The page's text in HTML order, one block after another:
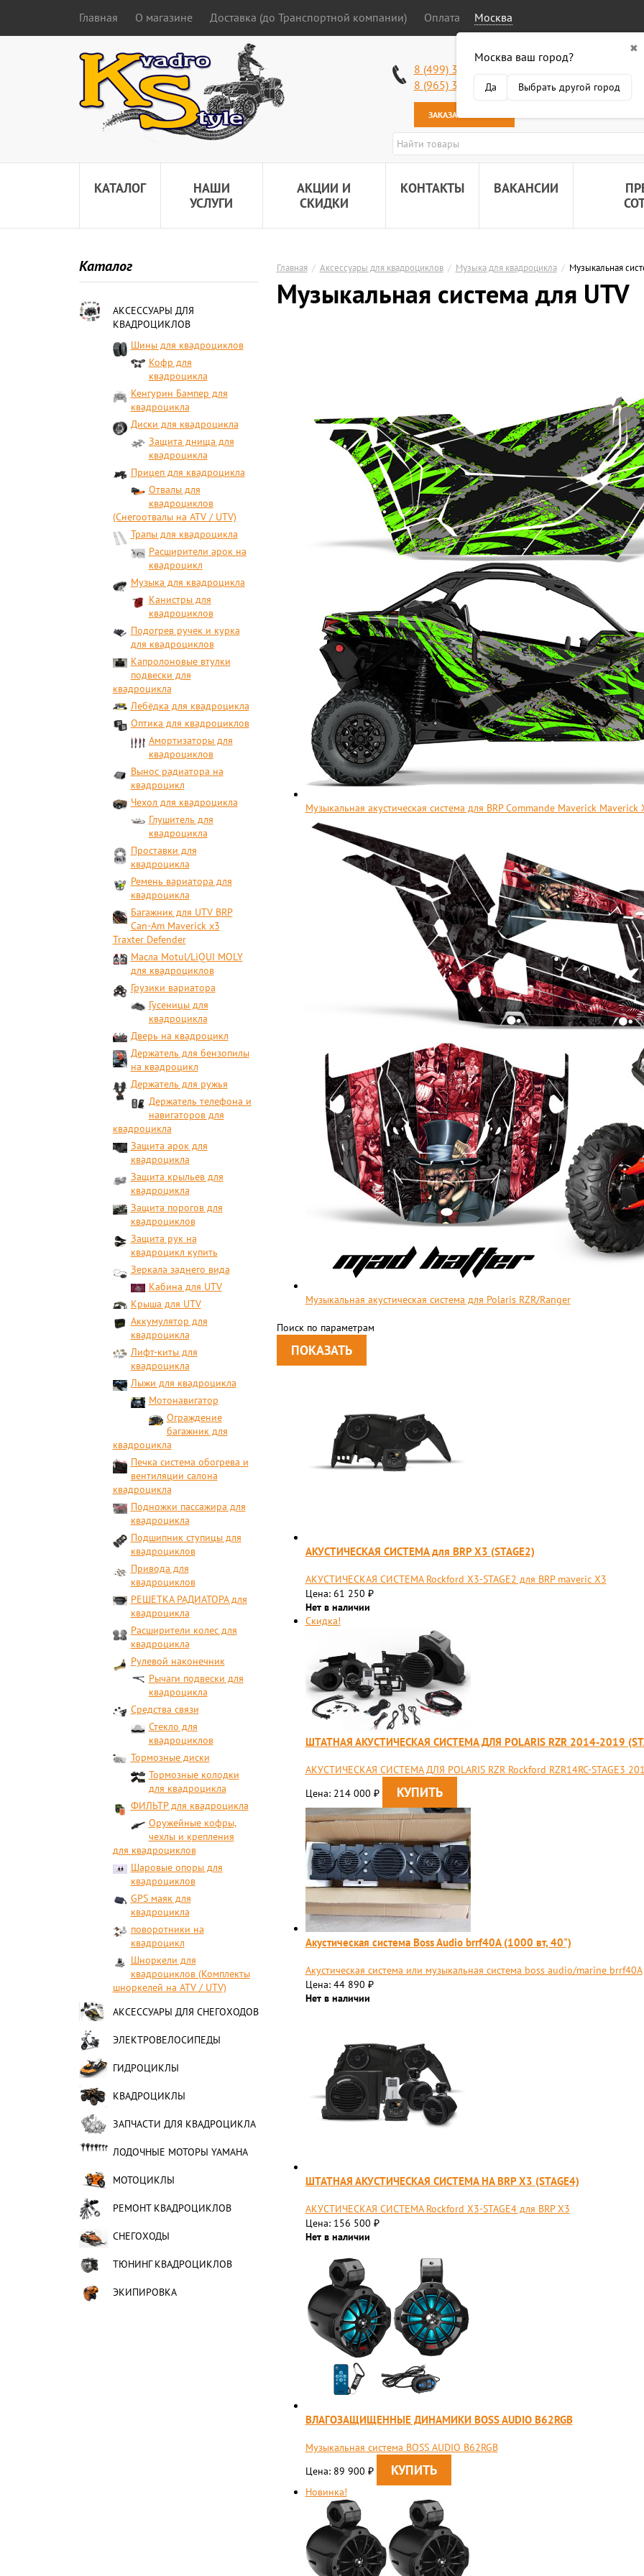
Главная О магазине Доставка (до Транспортной компании) Оплата Москва
✖
Москва ваш город?
Да Выбрать другой город
8 (499) 340-63-51
8 (965) 318-34-38
ЗАКАЗАТЬ ЗВОНОК
Наша почта:
КАТАЛОГ
НАШИ
УСЛУГИ
АКЦИИ И
СКИДКИ
КОНТАКТЫ ВАКАНСИИ
Каталог
АКСЕССУАРЫ ДЛЯ
КВАДРОЦИКЛОВ
Шины для квадроциклов
Кофр для
квадроцикла
Кенгурин Бампер для
квадроцикла
Диски для квадроцикла
Защита днища для
квадроцикла
Прицеп для квадроцикла
Отвалы для
квадроциклов
(Снегоотвалы на ATV / UTV)
Трапы для квадроцикла
Расширители арок на
квадроцикл
Музыка для квадроцикла
Канистры для
квадроциклов
Подогрев ручек и курка
для квадроциклов
Капролоновые втулки
подвески для
квадроцикла
Лебёдка для квадроцикла
Оптика для квадроциклов
Амортизаторы для
квадроциклов
Вынос радиатора на
квадроцикл
Чехол для квадроцикла
Глушитель для
квадроцикла
Проставки для
квадроцикла
Ремень вариатора для
квадроцикла
Багажник для UTV BRP
Can-Am Maverick x3
Traxter Defender
Масла Motul/LiQUI MOLY
для квадроциклов
Грузики вариатора
Гусеницы для
квадроцикла
Дверь на квадроцикл
Держатель для бензопилы
на квадроцикл
Держатель для ружья
Держатель телефона и
навигаторов для
квадроцикла
Защита арок для
квадроцикла
Защита крыльев для
квадроцикла
Защита порогов для
квадроциклов
Защита рук на
квадроцикл купить
Зеркала заднего вида
Кабина для UTV
Крыша для UTV
Аккумулятор для
квадроцикла
Лифт-киты для
квадроцикла
Лыжи для квадроцикла
Мотонавигатор
Ограждение
багажник для
квадроцикла
Печка система обогрева и
вентиляции салона
квадроцикла
Подножки пассажира для
квадроцикла
Подшипник ступицы для
квадроциклов
Привода для
квадроциклов
РЕШЕТКА РАДИАТОРА для
квадроцикла
Расширители колес для
квадроцикла
Рулевой наконечник
Рычаги подвески для
квадроцикла
Средства связи
Стекло для
квадроциклов
Тормозные диски
Тормозные колодки
для квадроцикла
ФИЛЬТР для квадроцикла
Оружейные кофры,
чехлы и крепления
для квадроциклов
Шаровые опоры для
квадроциклов
GPS маяк для
квадроцикла
поворотники на
квадроцикл
Шноркели для
квадроциклов (Комплекты
шноркелей на ATV / UTV)
АКСЕССУАРЫ ДЛЯ СНЕГОХОДОВ
ЭЛЕКТРОВЕЛОСИПЕДЫ
ГИДРОЦИКЛЫ
КВАДРОЦИКЛЫ
ЗАПЧАСТИ ДЛЯ КВАДРОЦИКЛА
ЛОДОЧНЫЕ МОТОРЫ YAMAHA
МОТОЦИКЛЫ
РЕМОНТ КВАДРОЦИКЛОВ
СНЕГОХОДЫ
ТЮНИНГ КВАДРОЦИКЛОВ
ЭКИПИРОВКА
Главная / Аксессуары для квадроциклов / Музыка для квадроцикла / Музыкальная
Музыкальная система для UTV
Музыкальная акустическая система для BRP Commande Maverick Maverick
Музыкальная акустическая система для Polaris RZR/Ranger
Поиск по параметрам
АКУСТИЧЕСКАЯ СИСТЕМА для BRP X3 (STAGE2)
АКУСТИЧЕСКАЯ СИСТЕМА Rockford X3-STAGE2 для BRP maveric X3
Цена: 61 250 ₽
Нет в наличии
Скидка!
ШТАТНАЯ АКУСТИЧЕСКАЯ СИСТЕМА ДЛЯ POLARIS RZR 2014-2019
АКУСТИЧЕСКАЯ СИСТЕМА ДЛЯ POLARIS RZR Rockford RZR14RC-STAGE3
Цена: 214 000 ₽
Акустическая система Boss Audio brrf40A (1000 вт, 40")
Акустическая система или музыкальная система boss audio/marine brrf40A
Цена: 44 890 ₽
Нет в наличии
ШТАТНАЯ АКУСТИЧЕСКАЯ СИСТЕМА НА BRP X3 (STAGE4)
АКУСТИЧЕСКАЯ СИСТЕМА Rockford X3-STAGE4 для BRP X3
Цена: 156 500 ₽
Нет в наличии
ВЛАГОЗАЩИЩЕННЫЕ ДИНАМИКИ BOSS AUDIO B62RGB
Музыкальная система BOSS AUDIO B62RGB
Цена: 89 900 ₽
Новинка!